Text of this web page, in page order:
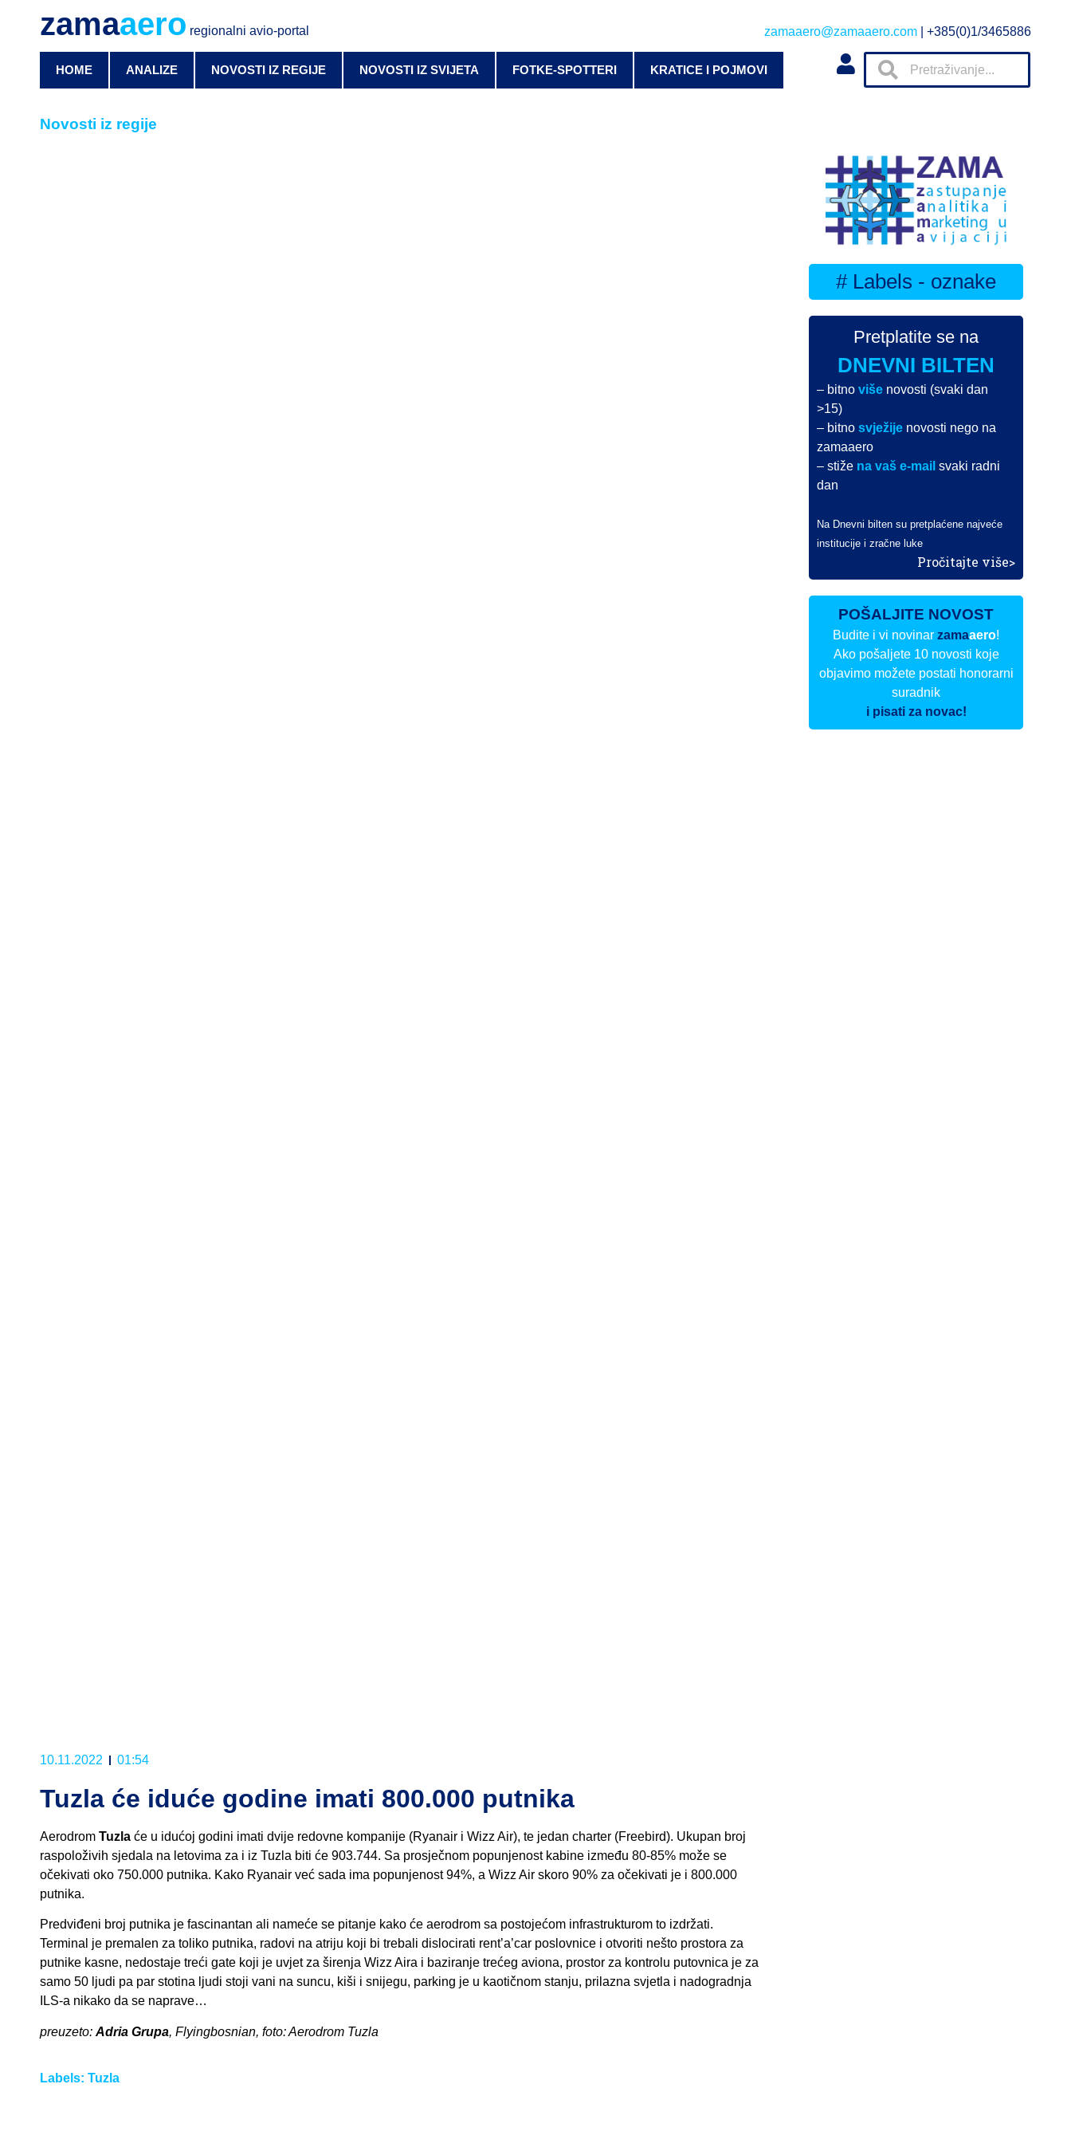
zamaaero regionalni avio-portal zamaaero@zamaaero.com | +385(0)1/3465886
HOME ANALIZE NOVOSTI IZ REGIJE NOVOSTI IZ SVIJETA FOTKE-SPOTTERI KRATICE I POJMOVI
Novosti iz regije
10.11.2022 01:54
Tuzla će iduće godine imati 800.000 putnika
Aerodrom Tuzla će u idućoj godini imati dvije redovne kompanije (Ryanair i Wizz Air), te jedan charter (Freebird). Ukupan broj
raspoloživih sjedala na letovima za i iz Tuzla biti će 903.744. Sa prosječnom popunjenost kabine između 80-85% može se
očekivati oko 750.000 putnika. Kako Ryanair već sada ima popunjenost 94%, a Wizz Air skoro 90% za očekivati je i 800.000
putnika.
Predviđeni broj putnika je fascinantan ali nameće se pitanje kako će aerodrom sa postojećom infrastrukturom to izdržati.
Terminal je premalen za toliko putnika, radovi na atriju koji bi trebali dislocirati rent’a’car poslovnice i otvoriti nešto prostora za
putnike kasne, nedostaje treći gate koji je uvjet za širenja Wizz Aira i baziranje trećeg aviona, prostor za kontrolu putovnica je za
samo 50 ljudi pa par stotina ljudi stoji vani na suncu, kiši i snijegu, parking je u kaotičnom stanju, prilazna svjetla i nadogradnja
ILS-a nikako da se naprave…
preuzeto: Adria Grupa, Flyingbosnian, foto: Aerodrom Tuzla
Labels: Tuzla
# Labels - oznake
Pretplatite se na
DNEVNI BILTEN
– bitnoviše novosti (svaki dan
>15)
– bitnosvježije novosti nego na
zamaaero
– stiže na vaš e-mail svaki radni
dan
Na Dnevni bilten su pretplaćene najveće
institucije i zračne luke
Pročitajte više>
POŠALJITE NOVOST
Budite i vi novinarzamaaero!
Ako pošaljete 10 novosti koje
objavimo možete postati honorarni
suradnik
i pisati za novac!